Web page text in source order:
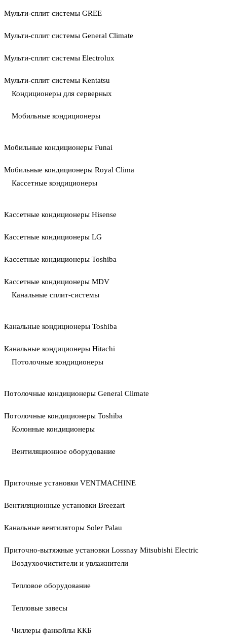
Мульти-сплит системы GREE
Мульти-сплит системы General Climate
Мульти-сплит системы Electrolux
Мульти-сплит системы Kentatsu
Кондиционеры для серверных
Мобильные кондиционеры
Мобильные кондиционеры Funai
Мобильные кондиционеры Royal Clima
Кассетные кондиционеры
Кассетные кондиционеры Hisense
Кассетные кондиционеры LG
Кассетные кондиционеры Toshiba
Кассетные кондиционеры MDV
Канальные сплит-системы
Канальные кондиционеры Toshiba
Канальные кондиционеры Hitachi
Потолочные кондиционеры
Потолочные кондиционеры General Climate
Потолочные кондиционеры Toshiba
Колонные кондиционеры
Вентиляционное оборудование
Приточные установки VENTMACHINE
Вентиляционные установки Breezart
Канальные вентиляторы Soler Palau
Приточно-вытяжные установки Lossnay Mitsubishi Electric
Воздухоочистители и увлажнители
Тепловое оборудование
Тепловые завесы
Чиллеры фанкойлы ККБ